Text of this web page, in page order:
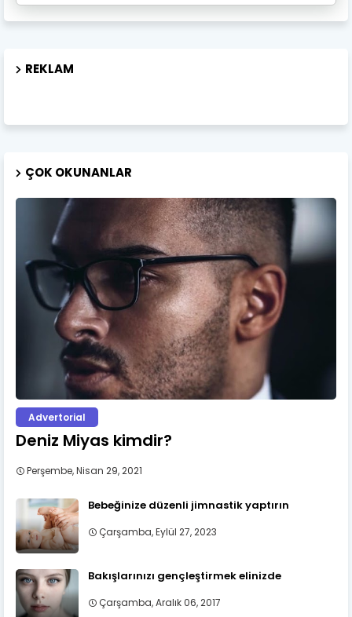
REKLAM
ÇOK OKUNANLAR
Advertorial
Deniz Miyas kimdir?
Perşembe, Nisan 29, 2021
Bebeğinize düzenli jimnastik yaptırın
Çarşamba, Eylül 27, 2023
Bakışlarınızı gençleştirmek elinizde
Çarşamba, Aralık 06, 2017